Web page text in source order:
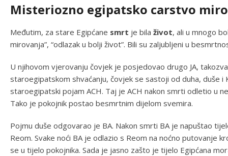
Misteriozno egipatsko carstvo
Međutim, za stare Egipćane smrt je bila život, ali u mnogo
mirovanja”, “odlazak u bolji život”. Bili su zaljubljeni u
U njihovom vjerovanju čovjek je posjedovao drugo JA,
staroegipatskom shvaćanju, čovjek se sastoji od duha, duše i
staroegipatski pojam ACH. Taj je ACH nakon smrti odletio u
Tako je pokojnik postao besmrtnim dijelom svemira.
Pojmu duše odgovarao je BA. Nakon smrti BA je napuštao
Reom. Svake noći BA je odlazio s Reom na noćno putovanje
se u tijelo pokojnika. Sada je jasno zašto je tijelo Egipćana